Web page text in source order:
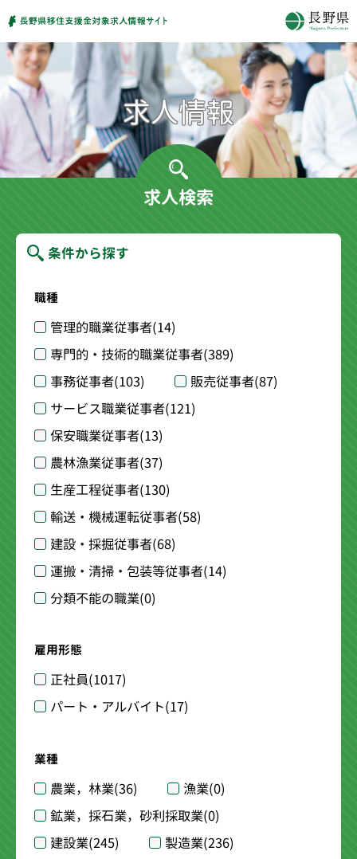
求人検索
条件から探す
職種
管理的職業従事者(14)
専門的・技術的職業従事者(389)
事務従事者(103) 販売従事者(87)
サービス職業従事者(121)
保安職業従事者(13)
農林漁業従事者(37)
生産工程従事者(130)
輸送・機械運転従事者(58)
建設・採掘従事者(68)
運搬・清掃・包装等従事者(14)
分類不能の職業(0)
雇用形態
正社員(1017)
パート・アルバイト(17)
業種
農業，林業(36) 漁業(0)
鉱業，採石業，砂利採取業(0)
建設業(245) 製造業(236)